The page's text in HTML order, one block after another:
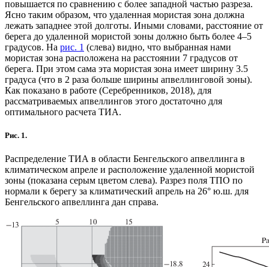
повышается по сравнению с более западной частью разреза.
Ясно таким образом, что удаленная мористая зона должна
лежать западнее этой долготы. Иными словами, расстояние от
берега до удаленной мористой зоны должно быть более 4–5
градусов. На рис. 1 (слева) видно, что выбранная нами
мористая зона расположена на расстоянии 7 градусов от
берега. При этом сама эта мористая зона имеет ширину 3.5
градуса (что в 2 раза больше ширины апвеллинговой зоны).
Как показано в работе (Серебренников, 2018), для
рассматриваемых апвеллингов этого достаточно для
оптимального расчета ТИА.
Рис. 1.
Распределение ТИА в области Бенгельского апвеллинга в
климатическом апреле и расположение удаленной мористой
зоны (показана серым цветом слева). Разрез поля ТПО по
нормали к берегу за климатический апрель на 26° ю.ш. для
Бенгельского апвеллинга дан справа.